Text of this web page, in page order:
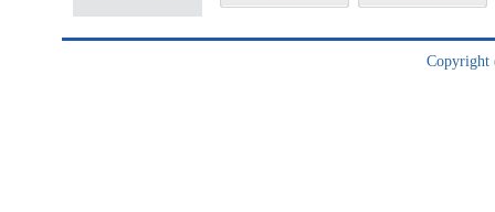
Copyright